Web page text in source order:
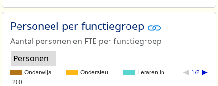
Personeel per functiegroep
Aantal personen en FTE per functiegroep
Personen
Onderwijs… Ondersteu… Leraren in… 1/2
200
200